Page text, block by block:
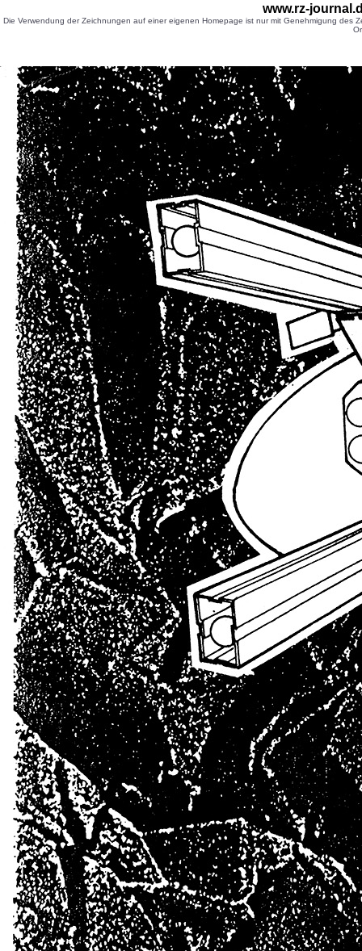
www.rz-
Die Verwendung der Zeichnungen auf einer eigenen Homepage ist nur mit Genehmigung